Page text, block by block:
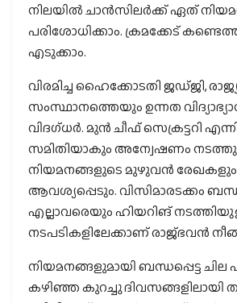
നിലയില്‍ ചാന്‍സിലര്‍ക്ക് ഏത്
പരിശോധിക്കാം. ക്രമക്കേട്
എടുക്കാം.
വിരമിച്ച ഹൈക്കോടതി ജഡ്ജി,
സംസ്ഥാനത്തെയും ഉന്നത
വിദഗ്ധര്‍. മുന്‍ ചീഫ് സെക്രട്ടറി
സമിതിയാകും അന്വേഷണം
നിയമനങ്ങളുടെ മുഴുവന്‍ രേഖകളും
ആവശ്യപ്പെടും. വിസിമാരടക്കം
എല്ലാവരെയും ഹിയറിങ്
നടപടികളിലേക്കാണ് രാജ്ഭവന്‍
നിയമനങ്ങളുമായി ബന്ധപ്പെട്ട ചില
കഴിഞ്ഞ കുറച്ചു ദിവസങ്ങളിലായി